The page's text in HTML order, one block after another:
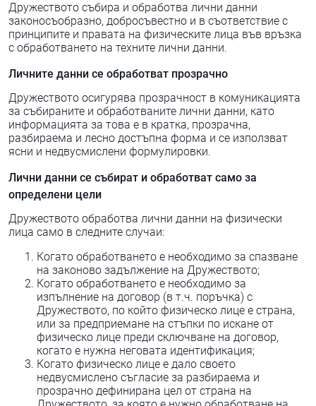
Дружеството събира и обработва лични данни
законосъобразно, добросъвестно и в съответствие с
принципите и правата на физическите лица във връзка
с обработването на техните лични данни.
Личните данни се обработват прозрачно
Дружеството осигурява прозрачност в комуникацията
за събираните и обработваните лични данни, като
информацията за това е в кратка, прозрачна,
разбираема и лесно достъпна форма и се използват
ясни и недвусмислени формулировки.
Лични данни се събират и обработват само за
определени цели
Дружеството обработва лични данни на физически
лица само в следните случаи:
Когато обработването е необходимо за спазване
на законово задължение на Дружеството;
Когато обработването е необходимо за
изпълнение на договор (в т.ч. поръчка) с
Дружеството, по който физическо лице е страна,
или за предприемане на стъпки по искане от
физическо лице преди сключване на договор,
когато е нужна неговата идентификация;
Когато физическо лице е дало своето
недвусмислено съгласие за разбираема и
прозрачно дефинирана цел от страна на